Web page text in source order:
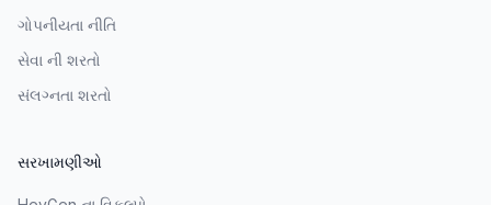
ગોપનીયતા નીતિ
સેવા ની શરતો
સંલગ્નતા શરતો
સરખામણીઓ